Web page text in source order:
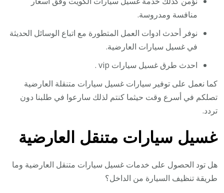
منافسة ومدروسة.
نوفر أحدث ادوات العمل المتطورة مع اتباع الوسائل الحديثة
في غسيل سيارات العارضية.
احدث طرق غسيل سيارات vip .
كما نعمل على توفير سيارات غسيل سيارات متنقلة العارضية
تصلكم في أسرع وقت حيثما كنتم لذلك سارعوا في طلبنا دون
تردد.
غسيل سيارات متنقل العارضية
هل تود الحصول على خدمات غسيل سيارات متنقل العارضية وما
طريقة تنظيف السيارة من الداخل؟